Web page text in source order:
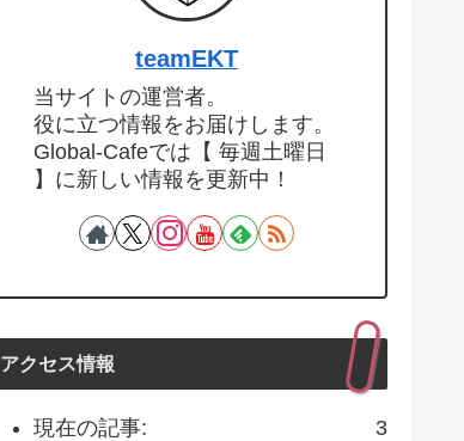
teamEKT
当サイトの運営者。
役に立つ情報をお届けします。
Global-Cafeでは【 毎週土曜日
】に新しい情報を更新中！
アクセス情報
3
現在の記事: